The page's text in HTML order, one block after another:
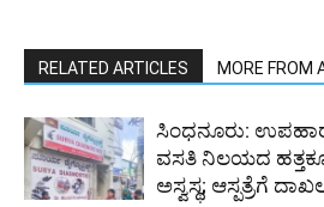
RELATED ARTICLES MORE FROM
ಸಿಂಧನೂರು:
ವಸತಿ ನಿಲಯದ
ಅಸ್ವಸ್ಥ; ಆಸ್ಪತ್ರೆಗೆ